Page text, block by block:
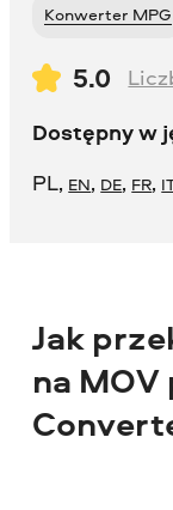
Konwerter MPG
5.0
Dostępny w
PL, EN, DE, FR,
Jak
na